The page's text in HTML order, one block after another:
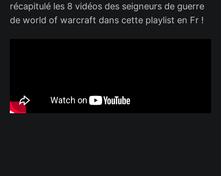
récapitulé les 8 vidéos des seigneurs de guerre
de world of warcraft dans cette playlist en Fr !